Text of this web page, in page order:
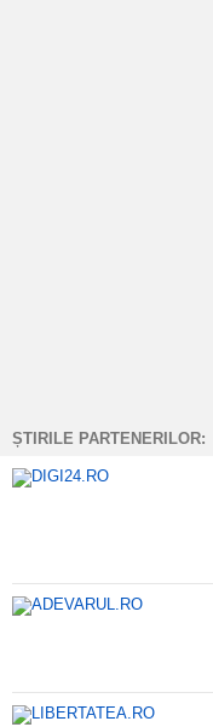
ȘTIRILE PARTENERILOR: